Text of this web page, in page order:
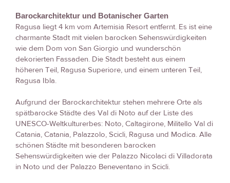
Barockarchitektur und Botanischer Garten
Ragusa liegt 4 km vom Artemisia Resort entfernt. Es ist eine
charmante Stadt mit vielen barocken Sehenswürdigkeiten
wie dem Dom von San Giorgio und wunderschön
dekorierten Fassaden. Die Stadt besteht aus einem
höheren Teil, Ragusa Superiore, und einem unteren Teil,
Ragusa Ibla.
Aufgrund der Barockarchitektur stehen mehrere Orte als
spätbarocke Städte des Val di Noto auf der Liste des
UNESCO-Weltkulturerbes: Noto, Caltagirone, Militello Val di
Catania, Catania, Palazzolo, Scicli, Ragusa und Modica. Alle
schönen Städte mit besonderen barocken
Sehenswürdigkeiten wie der Palazzo Nicolaci di Villadorata
in Noto und der Palazzo Beneventano in Scicli.